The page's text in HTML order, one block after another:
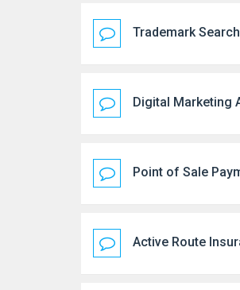
Trademark
Digital Marketing
Point of Sale
Active Route